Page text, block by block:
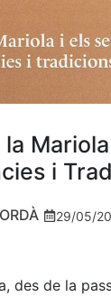
la
i
29/05/
des de la